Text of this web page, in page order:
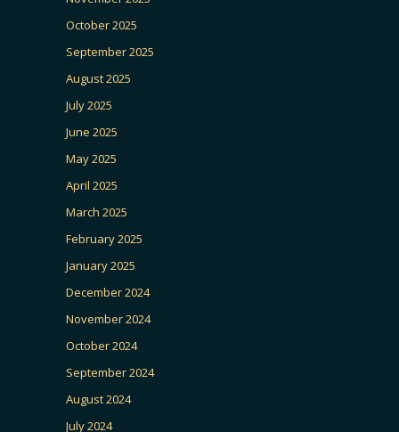
October 2025
September 2025
August 2025
July 2025
June 2025
May 2025
April 2025
March 2025
February 2025
January 2025
December 2024
November 2024
October 2024
September 2024
August 2024
July 2024